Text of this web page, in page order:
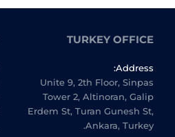
TURKEY OFFICE
Address:
Unite 9, 2th Floor, Sinpas
Tower 2, Altinoran, Galip
Erdem St, Turan Gunesh St,
Ankara, Turkey.